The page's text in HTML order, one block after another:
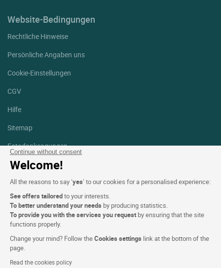
Continue without consent
Welcome!
All the reasons to say ‘yes’ to our cookies for a personalised experience:
See offers tailoredto your interests.
To better understand your needs by producing statistics.
To provide you with the services you request by ensuring that the site
functions properly.
Change your mind? Follow theCookies settings link at the bottom of the
page.
Read the cookies policy
Website-Bedingungen
Rechtliche Hinweise
Persönliche Angaben uns
Cookie-Einstellungen
CGV
Hilfe
Sitemap
Fotodanksagungen
Folgen Sie uns
Facebook
Instagram
Linkedin
Logis Hotel copyright © 2026 Alle Rechte vorbehalten - CGV.